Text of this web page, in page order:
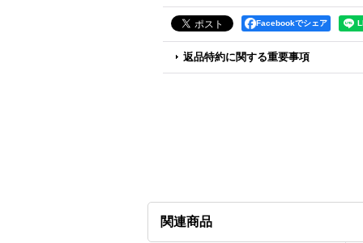
Facebookでシェア
返品特約に関する重要事項
関連商品